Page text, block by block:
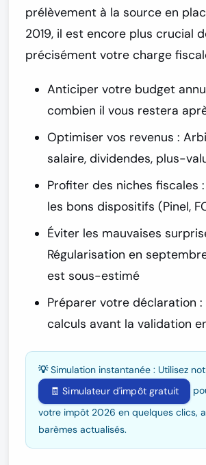
prélèvement à la source en
2019, il est encore plus crucial
précisément votre charge
Anticiper votre budget
combien il vous restera
Optimiser vos revenus :
salaire, dividendes, plus-
Profiter des niches fiscales
les bons dispositifs (Pinel,
Éviter les mauvaises
Régularisation en
est sous-estimé
Préparer votre déclaration :
calculs avant la validation
💡 Simulation instantanée : Utilisez
🧾 Simulateur d'impôt gratuit
votre impôt 2026 en quelques clics,
barèmes actualisés.